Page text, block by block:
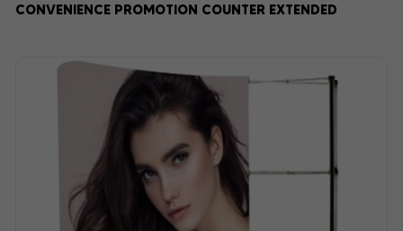
CONVENIENCE PROMOTION COUNTER EXTENDED